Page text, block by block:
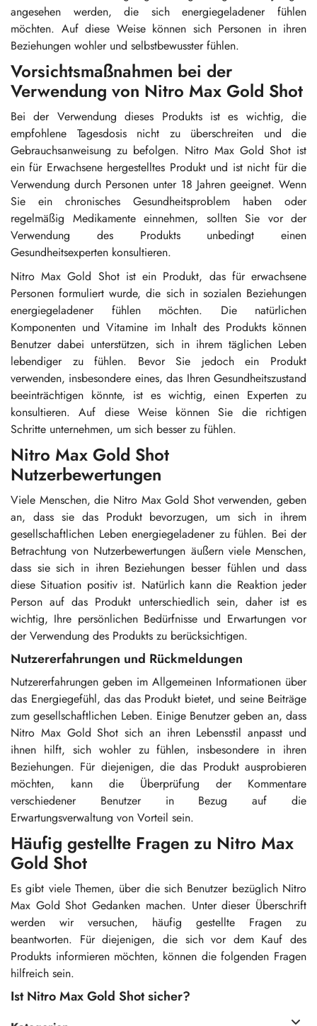
angesehen werden, die sich energiegeladener fühlen
möchten. Auf diese Weise können sich Personen in ihren
Beziehungen wohler und selbstbewusster fühlen.
Vorsichtsmaßnahmen bei der
Verwendung von Nitro Max Gold Shot
Bei der Verwendung dieses Produkts ist es wichtig, die
empfohlene Tagesdosis nicht zu überschreiten und die
Gebrauchsanweisung zu befolgen. Nitro Max Gold Shot ist
ein für Erwachsene hergestelltes Produkt und ist nicht für die
Verwendung durch Personen unter 18 Jahren geeignet. Wenn
Sie ein chronisches Gesundheitsproblem haben oder
regelmäßig Medikamente einnehmen, sollten Sie vor der
Verwendung des Produkts unbedingt einen
Gesundheitsexperten konsultieren.
Nitro Max Gold Shot ist ein Produkt, das für erwachsene
Personen formuliert wurde, die sich in sozialen Beziehungen
energiegeladener fühlen möchten. Die natürlichen
Komponenten und Vitamine im Inhalt des Produkts können
Benutzer dabei unterstützen, sich in ihrem täglichen Leben
lebendiger zu fühlen. Bevor Sie jedoch ein Produkt
verwenden, insbesondere eines, das Ihren Gesundheitszustand
beeinträchtigen könnte, ist es wichtig, einen Experten zu
konsultieren. Auf diese Weise können Sie die richtigen
Schritte unternehmen, um sich besser zu fühlen.
Nitro Max Gold Shot
Nutzerbewertungen
Viele Menschen, die Nitro Max Gold Shot verwenden, geben
an, dass sie das Produkt bevorzugen, um sich in ihrem
gesellschaftlichen Leben energiegeladener zu fühlen. Bei der
Betrachtung von Nutzerbewertungen äußern viele Menschen,
dass sie sich in ihren Beziehungen besser fühlen und dass
diese Situation positiv ist. Natürlich kann die Reaktion jeder
Person auf das Produkt unterschiedlich sein, daher ist es
wichtig, Ihre persönlichen Bedürfnisse und Erwartungen vor
der Verwendung des Produkts zu berücksichtigen.
Nutzererfahrungen und Rückmeldungen
Nutzererfahrungen geben im Allgemeinen Informationen über
das Energiegefühl, das das Produkt bietet, und seine Beiträge
zum gesellschaftlichen Leben. Einige Benutzer geben an, dass
Nitro Max Gold Shot sich an ihren Lebensstil anpasst und
ihnen hilft, sich wohler zu fühlen, insbesondere in ihren
Beziehungen. Für diejenigen, die das Produkt ausprobieren
möchten, kann die Überprüfung der Kommentare
verschiedener Benutzer in Bezug auf die
Erwartungsverwaltung von Vorteil sein.
Häufig gestellte Fragen zu Nitro Max
Gold Shot
Es gibt viele Themen, über die sich Benutzer bezüglich Nitro
Max Gold Shot Gedanken machen. Unter dieser Überschrift
werden wir versuchen, häufig gestellte Fragen zu
beantworten. Für diejenigen, die sich vor dem Kauf des
Produkts informieren möchten, können die folgenden Fragen
hilfreich sein.
Ist Nitro Max Gold Shot sicher?